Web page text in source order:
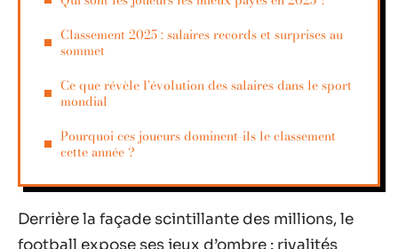
Classement 2025 : salaires records et surprises au
sommet
Ce que révèle l’évolution des salaires dans le sport
mondial
Pourquoi ces joueurs dominent-ils le classement
cette année ?
Derrière la façade scintillante des millions, le
football expose ses jeux d’ombre : rivalités